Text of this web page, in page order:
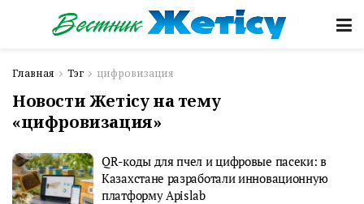
Главная Тэг цифровизация
Новости Жетісу на тему
«цифровизация»
QR-коды для пчел и цифровые пасеки: в
Казахстане разработали инновационную
платформу Apislab